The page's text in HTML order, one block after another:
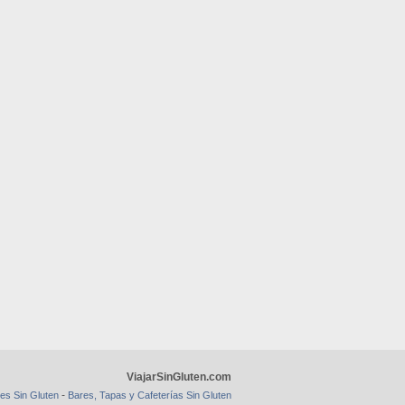
ViajarSinGluten.com
Sin Gluten - Bares, Tapas y Cafeterías Sin Gluten